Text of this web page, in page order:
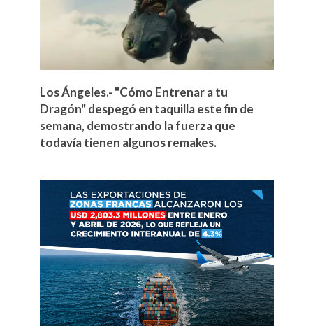
Los Ángeles.- "Cómo Entrenar a tu
Dragón" despegó en taquilla este fin de
semana, demostrando la fuerza que
todavía tienen algunos remakes.